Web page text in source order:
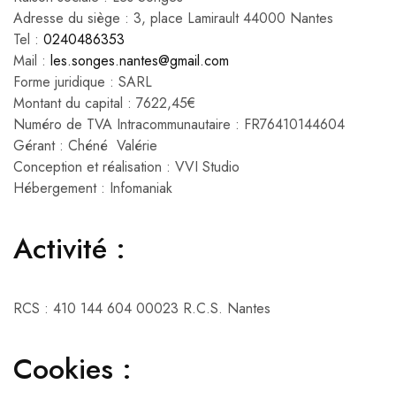
Adresse du siège : 3, place Lamirault 44000 Nantes
Tel : 0240486353
Mail : les.songes.nantes@gmail.com
Forme juridique : SARL
Montant du capital : 7622,45€
Numéro de TVA Intracommunautaire : FR76410144604
Gérant : Chéné Valérie
Conception et réalisation : VVI Studio
Hébergement : Infomaniak
Activité :
RCS : 410 144 604 00023 R.C.S. Nantes
Cookies :